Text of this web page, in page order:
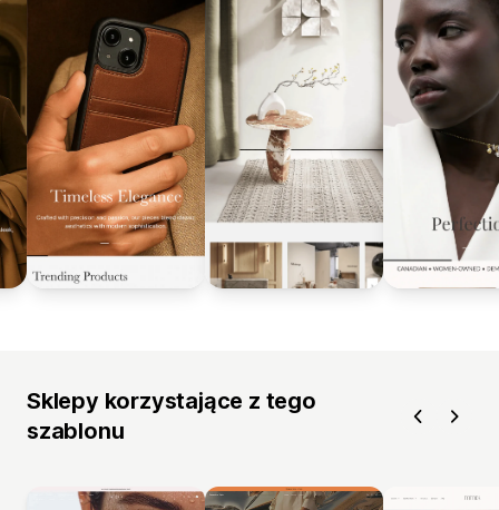
Sklepy korzystające z tego
szablonu